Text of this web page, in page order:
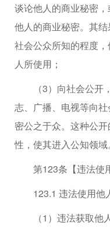
谈论他人的商业秘密
他人的商业秘密。其
社会公众所知的程度
人所使用；
（3）向社会公开，
志、广播、电视等向
密公之于众。这种公
性，使其进入公知领域。
第123条【违法使用
123.1 违法使用他
（1）违法获取他人